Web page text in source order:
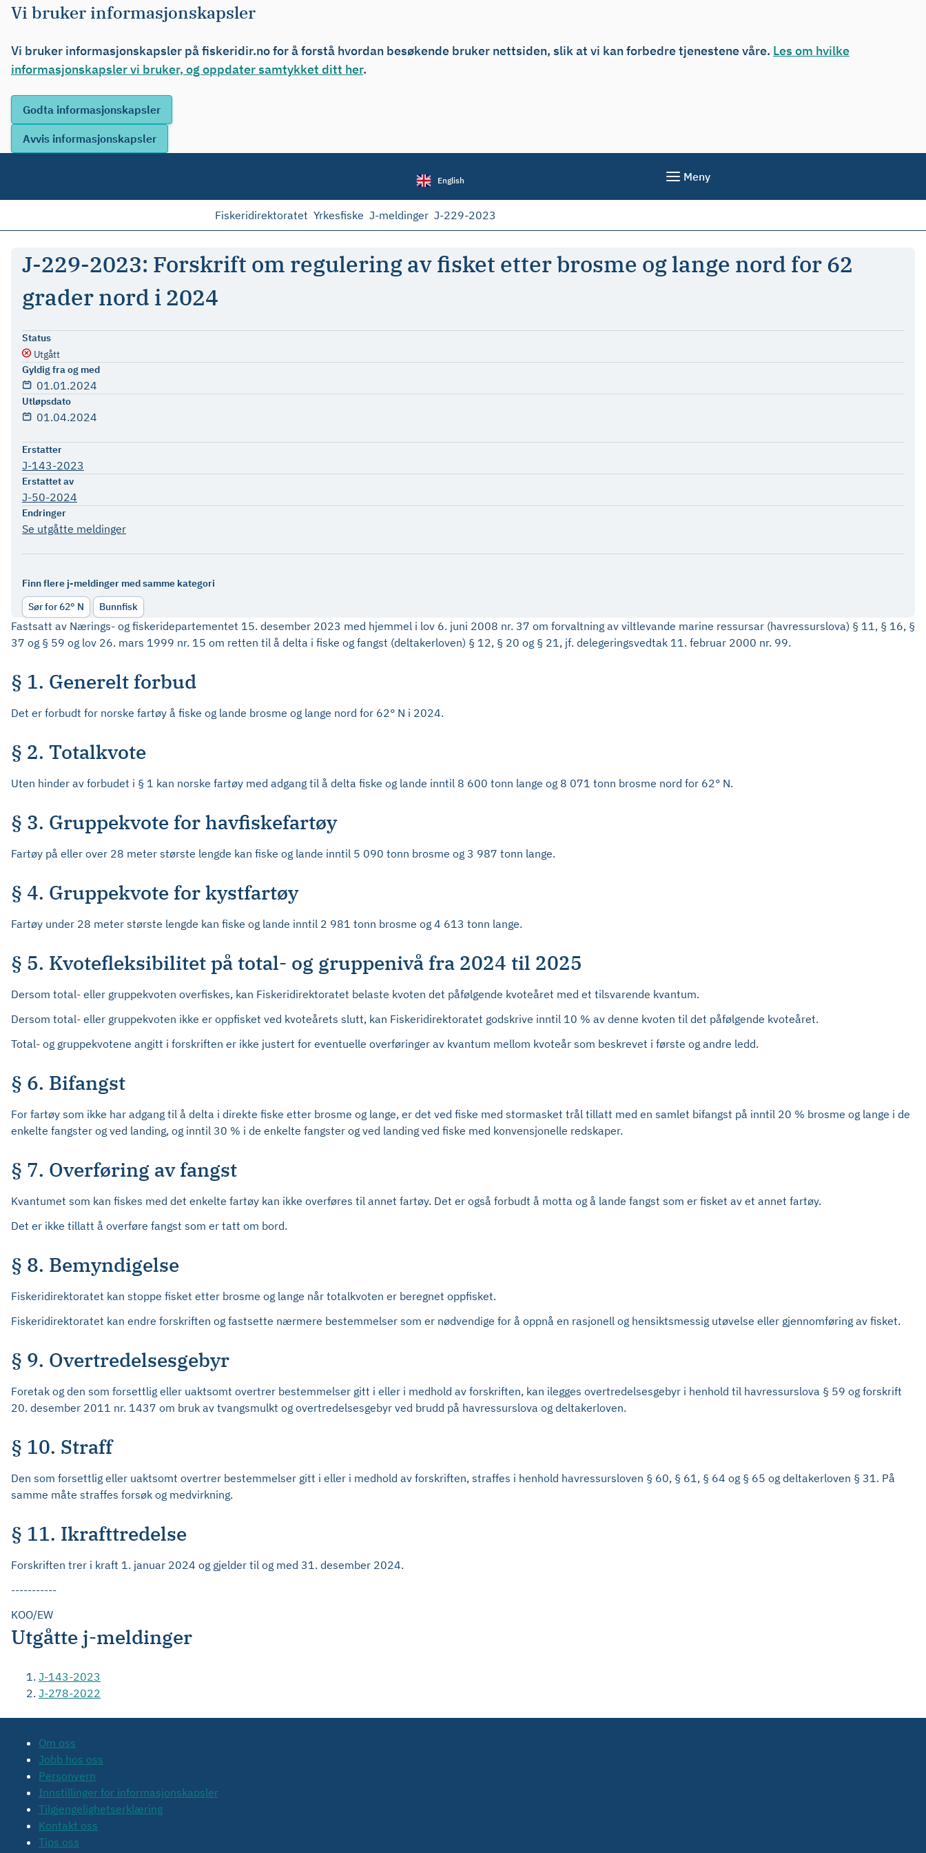
Vi bruker informasjonskapsler
Vi bruker informasjonskapsler på fiskeridir.no for å forstå hvordan besøkende bruker nettsiden, slik at vi kan forbedre tjenestene våre. Les om hvilke
informasjonskapsler vi bruker, og oppdater samtykket ditt her.
English Meny
Fiskeridirektoratet Yrkesfiske J-meldinger J-229-2023
J-229-2023: Forskrift om regulering av fisket etter brosme og lange nord for 62
grader nord i 2024
Status
Utgått
Gyldig fra og med
01.01.2024
Utløpsdato
01.04.2024
Erstatter
J-143-2023
Erstattet av
J-50-2024
Endringer
Se utgåtte meldinger
Finn flere j-meldinger med samme kategori
Sør for 62° N
Bunnfisk
Fastsatt av Nærings- og fiskeridepartementet 15. desember 2023 med hjemmel i lov 6. juni 2008 nr. 37 om forvaltning av viltlevande marine ressursar (havressurslova) § 11, § 16, §
37 og § 59 og lov 26. mars 1999 nr. 15 om retten til å delta i fiske og fangst (deltakerloven) § 12, § 20 og § 21, jf. delegeringsvedtak 11. februar 2000 nr. 99.
§ 1. Generelt forbud
Det er forbudt for norske fartøy å fiske og lande brosme og lange nord for 62° N i 2024.
§ 2. Totalkvote
Uten hinder av forbudet i § 1 kan norske fartøy med adgang til å delta fiske og lande inntil 8 600 tonn lange og 8 071 tonn brosme nord for 62° N.
§ 3. Gruppekvote for havfiskefartøy
Fartøy på eller over 28 meter største lengde kan fiske og lande inntil 5 090 tonn brosme og 3 987 tonn lange.
§ 4. Gruppekvote for kystfartøy
Fartøy under 28 meter største lengde kan fiske og lande inntil 2 981 tonn brosme og 4 613 tonn lange.
§ 5. Kvotefleksibilitet på total- og gruppenivå fra 2024 til 2025
Dersom total- eller gruppekvoten overfiskes, kan Fiskeridirektoratet belaste kvoten det påfølgende kvoteåret med et tilsvarende kvantum.
Dersom total- eller gruppekvoten ikke er oppfisket ved kvoteårets slutt, kan Fiskeridirektoratet godskrive inntil 10 % av denne kvoten til det påfølgende kvoteåret.
Total- og gruppekvotene angitt i forskriften er ikke justert for eventuelle overføringer av kvantum mellom kvoteår som beskrevet i første og andre ledd.
§ 6. Bifangst
For fartøy som ikke har adgang til å delta i direkte fiske etter brosme og lange, er det ved fiske med stormasket trål tillatt med en samlet bifangst på inntil 20 % brosme og lange i de
enkelte fangster og ved landing, og inntil 30 % i de enkelte fangster og ved landing ved fiske med konvensjonelle redskaper.
§ 7. Overføring av fangst
Kvantumet som kan fiskes med det enkelte fartøy kan ikke overføres til annet fartøy. Det er også forbudt å motta og å lande fangst som er fisket av et annet fartøy.
Det er ikke tillatt å overføre fangst som er tatt om bord.
§ 8. Bemyndigelse
Fiskeridirektoratet kan stoppe fisket etter brosme og lange når totalkvoten er beregnet oppfisket.
Fiskeridirektoratet kan endre forskriften og fastsette nærmere bestemmelser som er nødvendige for å oppnå en rasjonell og hensiktsmessig utøvelse eller gjennomføring av fisket.
§ 9. Overtredelsesgebyr
Foretak og den som forsettlig eller uaktsomt overtrer bestemmelser gitt i eller i medhold av forskriften, kan ilegges overtredelsesgebyr i henhold til havressurslova § 59 og forskrift
20. desember 2011 nr. 1437 om bruk av tvangsmulkt og overtredelsesgebyr ved brudd på havressurslova og deltakerloven.
§ 10. Straff
Den som forsettlig eller uaktsomt overtrer bestemmelser gitt i eller i medhold av forskriften, straffes i henhold havressursloven § 60, § 61, § 64 og § 65 og deltakerloven § 31. På
samme måte straffes forsøk og medvirkning.
§ 11. Ikrafttredelse
Forskriften trer i kraft 1. januar 2024 og gjelder til og med 31. desember 2024.
-----------
KOO/EW
Utgåtte j-meldinger
J-143-2023
J-278-2022
Om oss
Jobb hos oss
Personvern
Innstillinger for informasjonskapsler
Tilgjengelighetserklæring
Kontakt oss
Tips oss